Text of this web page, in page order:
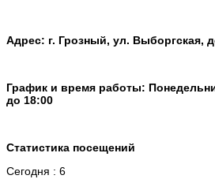
Адрес: г. Грозный, ул. Выборгская,
График и время работы:
до 18:00
Статистика посещений
Сегодня : 6